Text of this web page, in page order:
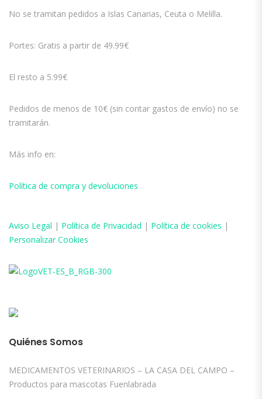
No se tramitan pedidos a Islas Canarias, Ceuta o Melilla.
Portes: Gratis a partir de 49.99€
El resto a 5.99€
Pedidos de menos de 10€ (sin contar gastos de envío) no se
tramitarán.
Más info en:
Política de compra y devoluciones
Aviso Legal | Política de Privacidad | Política de cookies |
Personalizar Cookies
Quiénes Somos
MEDICAMENTOS VETERINARIOS – LA CASA DEL CAMPO –
Productos para mascotas Fuenlabrada